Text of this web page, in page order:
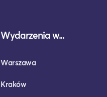
Wydarzenia w...
Warszawa
Kraków